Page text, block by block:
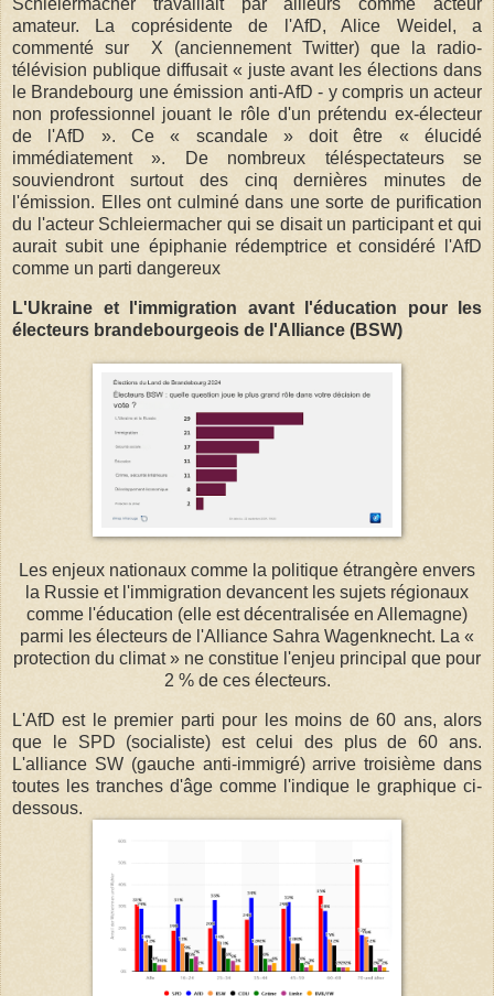
Schleiermacher travaillait par ailleurs comme acteur
amateur. La coprésidente de l'AfD, Alice Weidel, a
commenté sur X (anciennement Twitter) que la radio-
télévision publique diffusait « juste avant les élections dans
le Brandebourg une émission anti-AfD - y compris un acteur
non professionnel jouant le rôle d'un prétendu ex-électeur
de l'AfD ». Ce « scandale » doit être « élucidé
immédiatement ». De nombreux téléspectateurs se
souviendront surtout des cinq dernières minutes de
l'émission. Elles ont culminé dans une sorte de purification
du l'acteur Schleiermacher qui se disait un participant et qui
aurait subit une épiphanie rédemptrice et considéré l'AfD
comme un parti dangereux
L'Ukraine et l'immigration avant l'éducation pour les
électeurs brandebourgeois de l'Alliance (BSW)
Les enjeux nationaux comme la politique étrangère envers
la Russie et l'immigration devancent les sujets régionaux
comme l'éducation (elle est décentralisée en Allemagne)
parmi les électeurs de l'Alliance Sahra Wagenknecht. La «
protection du climat » ne constitue l'enjeu principal que pour
2 % de ces électeurs.
L'AfD est le premier parti pour les moins de 60 ans, alors
que le SPD (socialiste) est celui des plus de 60 ans.
L'alliance SW (gauche anti-immigré) arrive troisième dans
toutes les tranches d'âge comme l'indique le graphique ci-
dessous.